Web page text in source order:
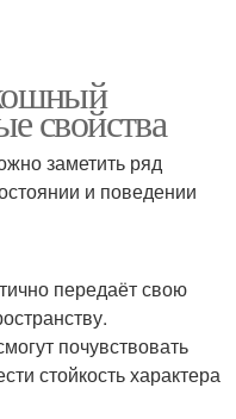
свойства
заметить ряд
и поведении
передаёт свою
почувствовать
стойкость характера